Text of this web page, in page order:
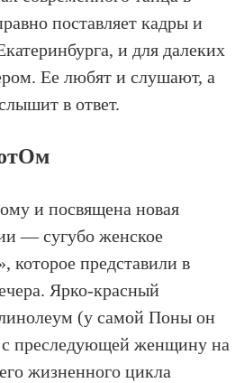
поставляет кадры и
и для далеких
Ее любят и слушают, а
в ответ.
и посвящена новая
— сугубо женское
которое представили в
Ярко-красный
(у самой Поны он
с преследующей женщину на
жизненного цикла